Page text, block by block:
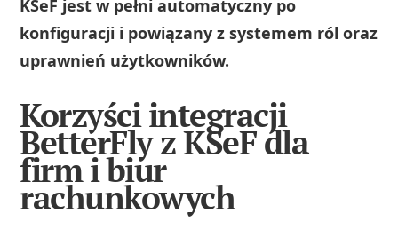
KSeF jest w pełni automatyczny po
konfiguracji i powiązany z systemem ról oraz
uprawnień użytkowników.
Korzyści integracji
BetterFly z KSeF dla
firm i biur
rachunkowych